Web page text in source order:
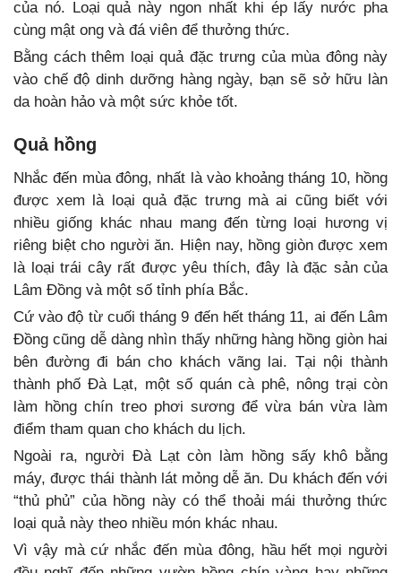
của nó. Loại quả này ngon nhất khi ép lấy nước pha
cùng mật ong và đá viên để thưởng thức.
Bằng cách thêm loại quả đặc trưng của mùa đông này
vào chế độ dinh dưỡng hàng ngày, bạn sẽ sở hữu làn
da hoàn hảo và một sức khỏe tốt.
Quả hồng
Nhắc đến mùa đông, nhất là vào khoảng tháng 10, hồng
được xem là loại quả đặc trưng mà ai cũng biết với
nhiều giống khác nhau mang đến từng loại hương vị
riêng biệt cho người ăn. Hiện nay, hồng giòn được xem
là loại trái cây rất được yêu thích, đây là đặc sản của
Lâm Đồng và một số tỉnh phía Bắc.
Cứ vào độ từ cuối tháng 9 đến hết tháng 11, ai đến Lâm
Đồng cũng dễ dàng nhìn thấy những hàng hồng giòn hai
bên đường đi bán cho khách vãng lai. Tại nội thành
thành phố Đà Lạt, một số quán cà phê, nông trại còn
làm hồng chín treo phơi sương để vừa bán vừa làm
điểm tham quan cho khách du lịch.
Ngoài ra, người Đà Lạt còn làm hồng sấy khô bằng
máy, được thái thành lát mỏng dễ ăn. Du khách đến với
“thủ phủ” của hồng này có thể thoải mái thưởng thức
loại quả này theo nhiều món khác nhau.
Vì vậy mà cứ nhắc đến mùa đông, hầu hết mọi người